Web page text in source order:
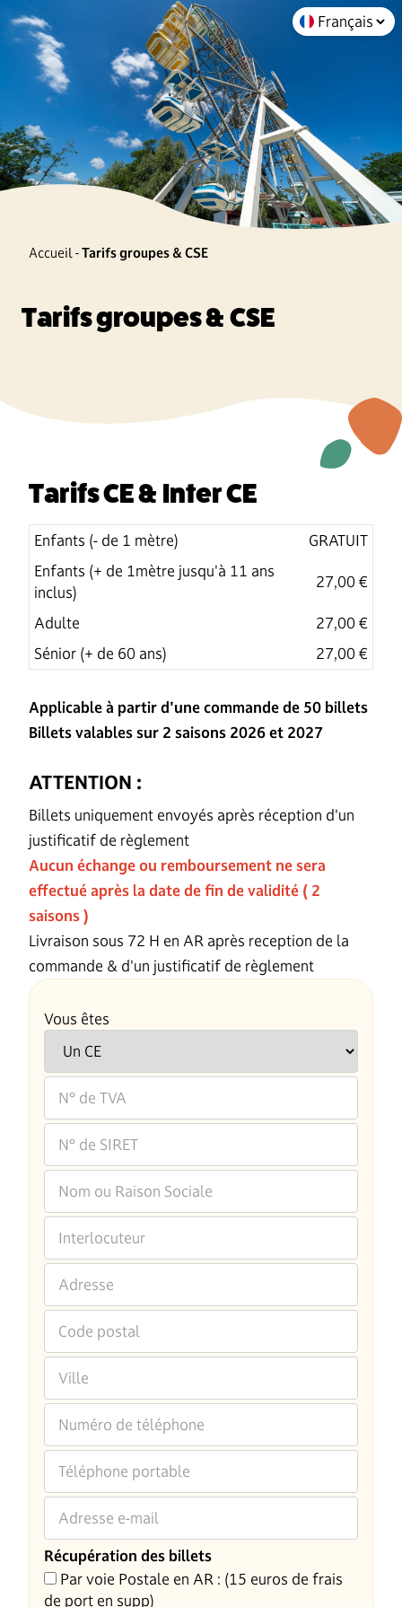
Tarifs groupes & CSE
Accueil-Tarifs groupes & CSE
Tarifs CE & Inter CE
Enfants (- de 1 mètre)
GRATUIT
Enfants (+ de 1mètre jusqu'à 11 ans
inclus)
27,00 €
Adulte
27,00 €
Sénior (+ de 60 ans)
27,00 €
Applicable à partir d'une commande de 50 billets
Billets valables sur 2 saisons 2026 et 2027
ATTENTION :
Billets uniquement envoyés après réception d'un
justificatif de règlement
Aucun échange ou remboursement ne sera
effectué après la date de fin de validité ( 2
saisons )
Livraison sous 72 H en AR après reception de la
commande & d'un justificatif de règlement
Vous êtes
N° de TVA
N° de SIRET
Nom ou Raison Sociale
Interlocuteur
Adresse
Code postal
Ville
Numéro de téléphone
Téléphone portable
Adresse e-mail
Récupération des billets
Par voie Postale en AR : (15 euros de frais
de port en supp)